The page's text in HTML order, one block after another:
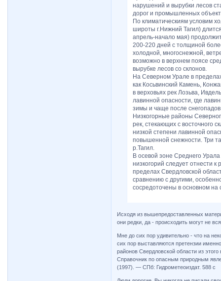
нарушений и вырубки лесов
дорог и промышленных
По климатическиям условим
широты г.Нижний Тагил)
апрель-начало мая)
200-220 дней с толщиной
холодной, многоснежной,
возможно в верхнем поясе
вырубке лесов со склонов.
На Северном Урале в
как Косьвинский Камень,
в верховьях рек Лозьва,
лавинной опасности, где
зимы и чаще после
Низкогорные районы
рек, стекающих с восточного
низкой степени лавинной
повышенной снежности. Три
р.Тагил.
В осевой зоне Среднего
низкогорий следует отнести
пределах Свердловской
сравнению с другими,
сосредоточены в основном на
Исходя из вышепредоставленных
они редки, да - происходить могут не
Мне до сих пор удивительно - что на
сих пор выставляются претензии
районов Свердловской области из этого
Справочник по опасным природным
(1997). — СПб: Гидрометеоиздат. 588 с